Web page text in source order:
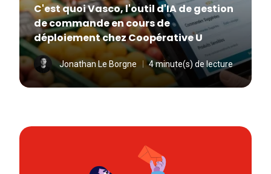
C'est quoi Vasco, l'outil d'IA de gestion
de commande en cours de
déploiement chez Coopérative U
Jonathan Le Borgne 4 minute(s) de lecture